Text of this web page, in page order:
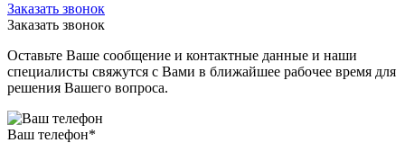
Заказать звонок
Заказать звонок
Оставьте Ваше сообщение и контактные данные и наши
специалисты свяжутся с Вами в ближайшее рабочее время для
решения Вашего вопроса.
Ваш телефон*